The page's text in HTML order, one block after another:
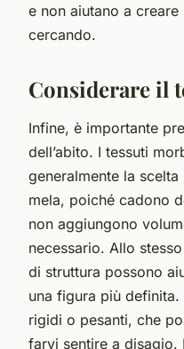
e non aiutano a creare
cercando.
Considerare il
Infine, è importante
dell’abito. I tessuti
generalmente la
mela, poiché cadono
non aggiungono
necessario. Allo
di struttura possono
una figura più
rigidi o pesanti, che
farvi sentire a